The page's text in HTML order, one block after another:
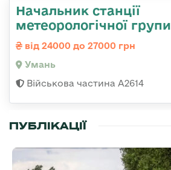
Начальник станції
метеорологічної групи
від 24000 до 27000 грн
Умань
Військова частина А2614
ПУБЛІКАЦІЇ